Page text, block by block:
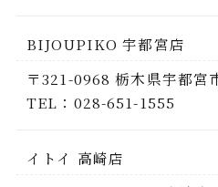
BIJOUPIKO 宇都宮店
〒321-0968 栃木県宇都宮
TEL：028-651-1555
イトイ 高崎店